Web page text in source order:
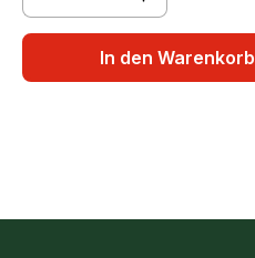
In den Warenkorb